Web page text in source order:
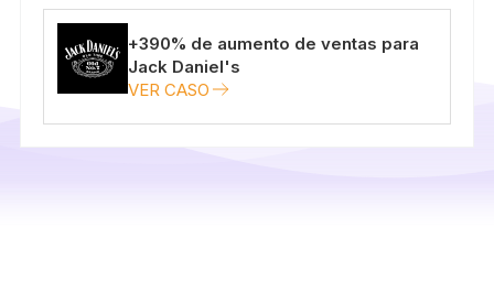
+390% de aumento de ventas para
Jack Daniel's
VER CASO